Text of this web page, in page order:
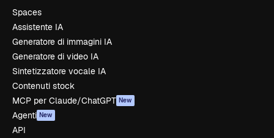
Spaces
Assistente IA
Generatore di immagini IA
Generatore di video IA
Sintetizzatore vocale IA
Contenuti stock
MCP per Claude/ChatGPT New
Agenti New
API